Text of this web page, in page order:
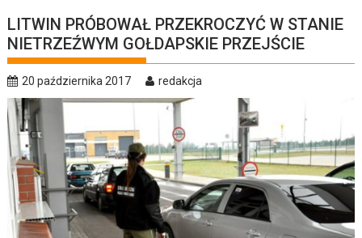
LITWIN PRÓBOWAŁ PRZEKROCZYĆ W STANIE
NIETRZEŹWYM GOŁDAPSKIE PRZEJŚCIE
20 października 2017 redakcja